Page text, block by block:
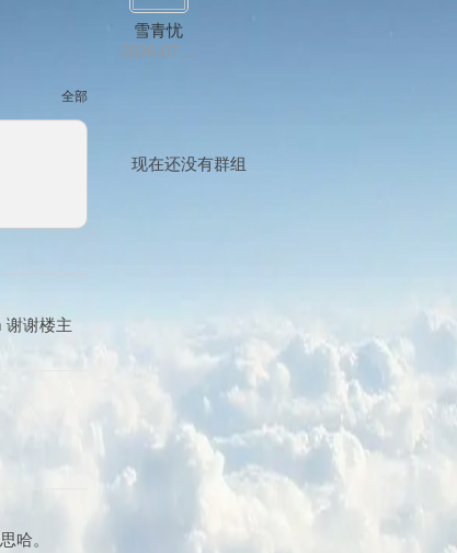
全部
谢谢楼主
哈。
雪青忧
2026-07-22
现在还没有群组